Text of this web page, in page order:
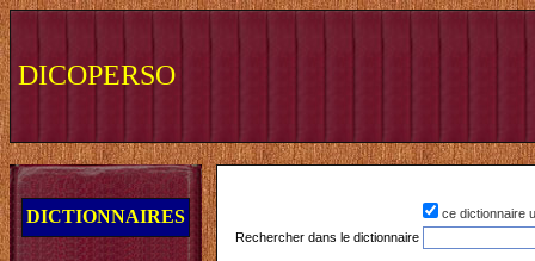
DICOPERSO
DICTIONNAIRES
ce dictionnaire
Rechercher dans le dictionnaire